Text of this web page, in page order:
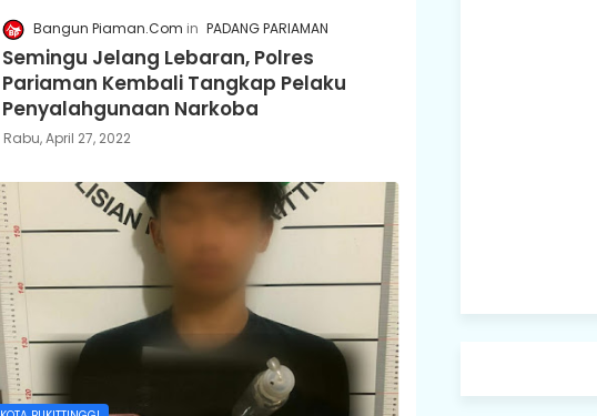
Bangun Piaman.Com PADANG PARIAMAN
Semingu Jelang Lebaran, Polres
Pariaman Kembali Tangkap Pelaku
Penyalahgunaan Narkoba
Rabu, April 27, 2022